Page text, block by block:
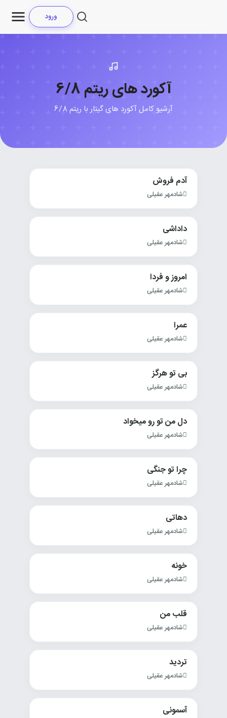
ورود
آکورد های ریتم 6/8
آرشیو کامل آکورد های گیتار با ریتم 6/8
آدم فروش
شادمهر عقیلی
داداشی
شادمهر عقیلی
امروز و فردا
شادمهر عقیلی
عمرا
شادمهر عقیلی
بی تو هرگز
شادمهر عقیلی
دل من تو رو میخواد
شادمهر عقیلی
چرا تو جنگی
شادمهر عقیلی
دهاتی
شادمهر عقیلی
خونه
شادمهر عقیلی
قلب من
شادمهر عقیلی
تردید
شادمهر عقیلی
آسمونی